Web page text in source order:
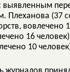
выявленным
(37
16
10